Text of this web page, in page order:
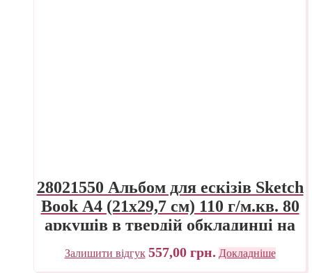
28021550 Альбом для ескізів Sketch
Book А4 (21х29,7 см) 110 г/м.кв. 80
аркушів в твердій обкладинці на
спіралі по довгій стороні Fabriano
Італія
Залишити відгук 557,00 грн. Докладніше